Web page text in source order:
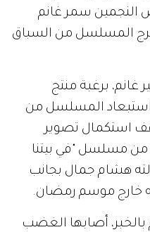
مرض النجمين سمر غانم
خرج المسلسل من السباق
غانم، برغبة منتج
المسلسل من
رمضان 2022 ووقف استكمال تصوير
من مسلسل "في بيتنا
هشام جمال بجانب
خارج موسم رمضان.
أصابها الغضب